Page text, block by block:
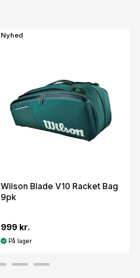
Nyhed
Wilson Blade V10 Racket Bag
9pk
999 kr.
På lager